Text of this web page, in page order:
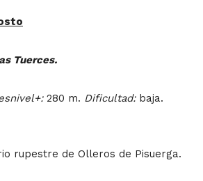
Tuerces.
280 m. Dificultad:baja.
rupestre de Olleros de Pisuerga.